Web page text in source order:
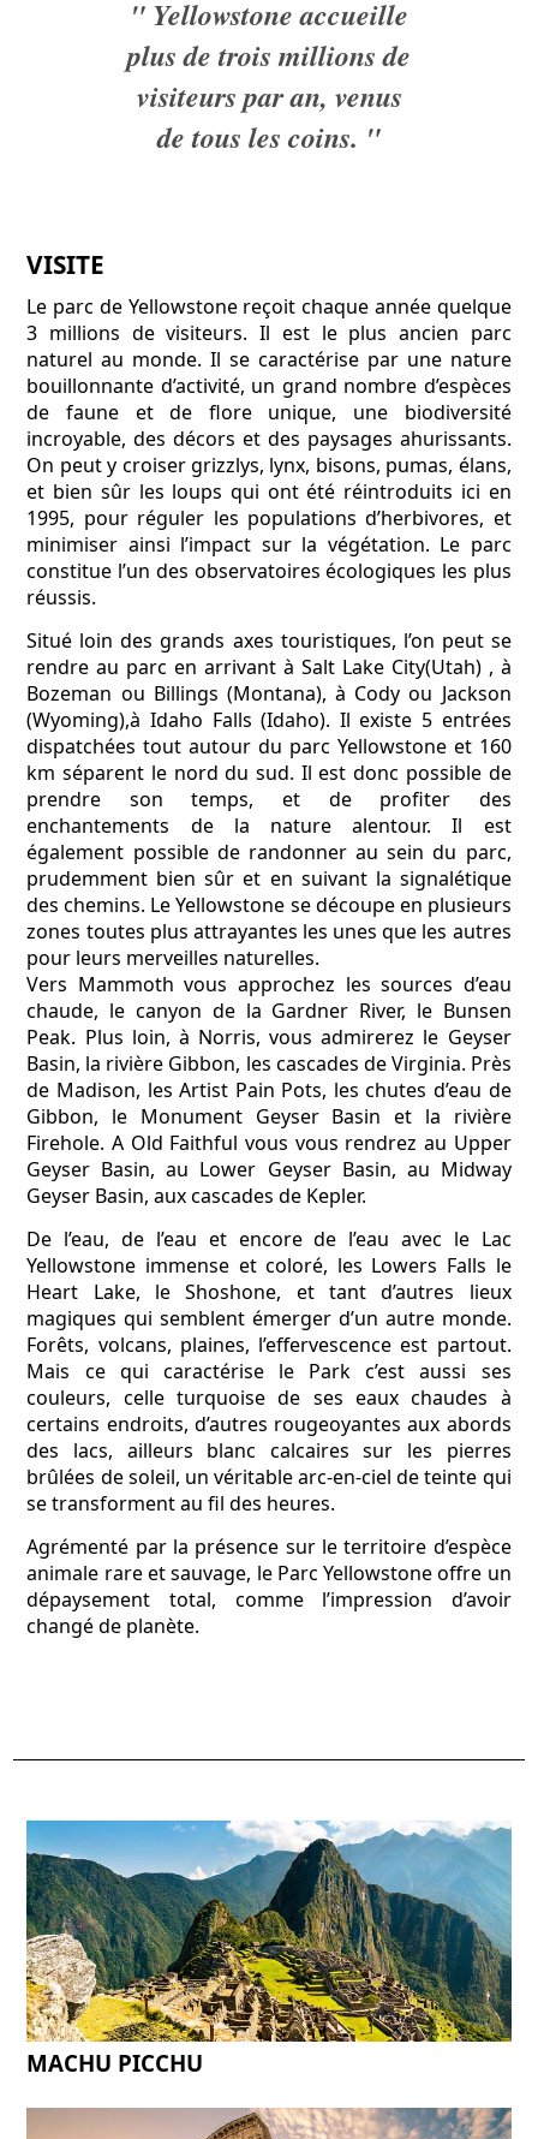
" Yellowstone accueille
plus de trois millions de
visiteurs par an, venus
de tous les coins. "
VISITE
Le parc de Yellowstone reçoit chaque année quelque
3 millions de visiteurs. Il est le plus ancien parc
naturel au monde. Il se caractérise par une nature
bouillonnante d’activité, un grand nombre d’espèces
de faune et de flore unique, une biodiversité
incroyable, des décors et des paysages ahurissants.
On peut y croiser grizzlys, lynx, bisons, pumas, élans,
et bien sûr les loups qui ont été réintroduits ici en
1995, pour réguler les populations d’herbivores, et
minimiser ainsi l’impact sur la végétation. Le parc
constitue l’un des observatoires écologiques les plus
réussis.
Situé loin des grands axes touristiques, l’on peut se
rendre au parc en arrivant à Salt Lake City(Utah) , à
Bozeman ou Billings (Montana), à Cody ou Jackson
(Wyoming),à Idaho Falls (Idaho). Il existe 5 entrées
dispatchées tout autour du parc Yellowstone et 160
km séparent le nord du sud. Il est donc possible de
prendre son temps, et de profiter des
enchantements de la nature alentour. Il est
également possible de randonner au sein du parc,
prudemment bien sûr et en suivant la signalétique
des chemins. Le Yellowstone se découpe en plusieurs
zones toutes plus attrayantes les unes que les autres
pour leurs merveilles naturelles.
Vers Mammoth vous approchez les sources d’eau
chaude, le canyon de la Gardner River, le Bunsen
Peak. Plus loin, à Norris, vous admirerez le Geyser
Basin, la rivière Gibbon, les cascades de Virginia. Près
de Madison, les Artist Pain Pots, les chutes d’eau de
Gibbon, le Monument Geyser Basin et la rivière
Firehole. A Old Faithful vous vous rendrez au Upper
Geyser Basin, au Lower Geyser Basin, au Midway
Geyser Basin, aux cascades de Kepler.
De l’eau, de l’eau et encore de l’eau avec le Lac
Yellowstone immense et coloré, les Lowers Falls le
Heart Lake, le Shoshone, et tant d’autres lieux
magiques qui semblent émerger d’un autre monde.
Forêts, volcans, plaines, l’effervescence est partout.
Mais ce qui caractérise le Park c’est aussi ses
couleurs, celle turquoise de ses eaux chaudes à
certains endroits, d’autres rougeoyantes aux abords
des lacs, ailleurs blanc calcaires sur les pierres
brûlées de soleil, un véritable arc-en-ciel de teinte qui
se transforment au fil des heures.
Agrémenté par la présence sur le territoire d’espèce
animale rare et sauvage, le Parc Yellowstone offre un
dépaysement total, comme l’impression d’avoir
changé de planète.
MACHU PICCHU